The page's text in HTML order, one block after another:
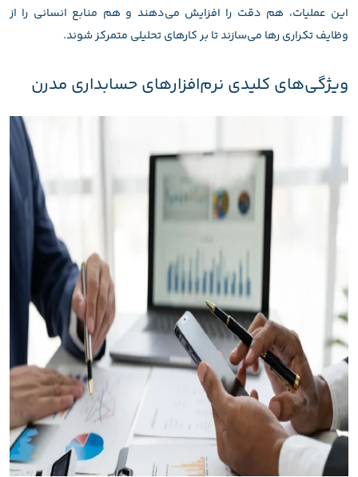
این عملیات، هم دقت را افزایش می‌دهند و هم منابع انسانی را از
وظایف تکراری رها می‌سازند تا بر کارهای تحلیلی متمرکز شوند.
ویژگی‌های کلیدی نرم‌افزارهای حسابداری مدرن